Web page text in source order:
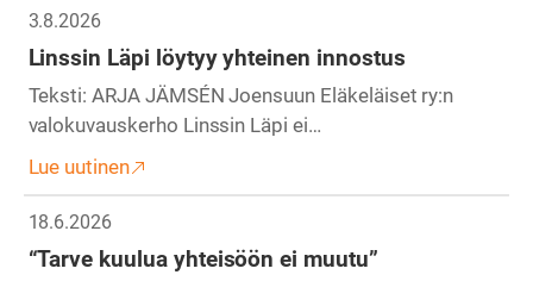
3.8.2026
Linssin Läpi löytyy yhteinen innostus
Teksti: ARJA JÄMSÉN Joensuun Eläkeläiset ry:n
valokuvauskerho Linssin Läpi ei…
Lue uutinen
18.6.2026
“Tarve kuulua yhteisöön ei muutu”